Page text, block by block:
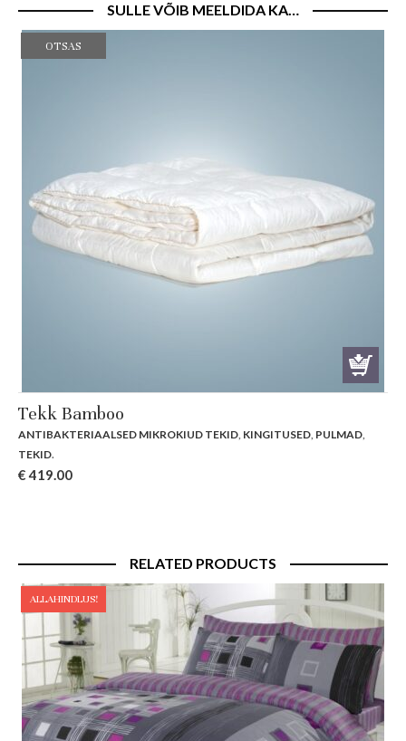
SULLE VÕIB MEELDIDA KA…
OTSAS
Tekk Bamboo
ANTIBAKTERIAALSED MIKROKIUD TEKID, KINGITUSED, PULMAD,
TEKID.
€419.00
RELATED PRODUCTS
ALLAHINDLUS!